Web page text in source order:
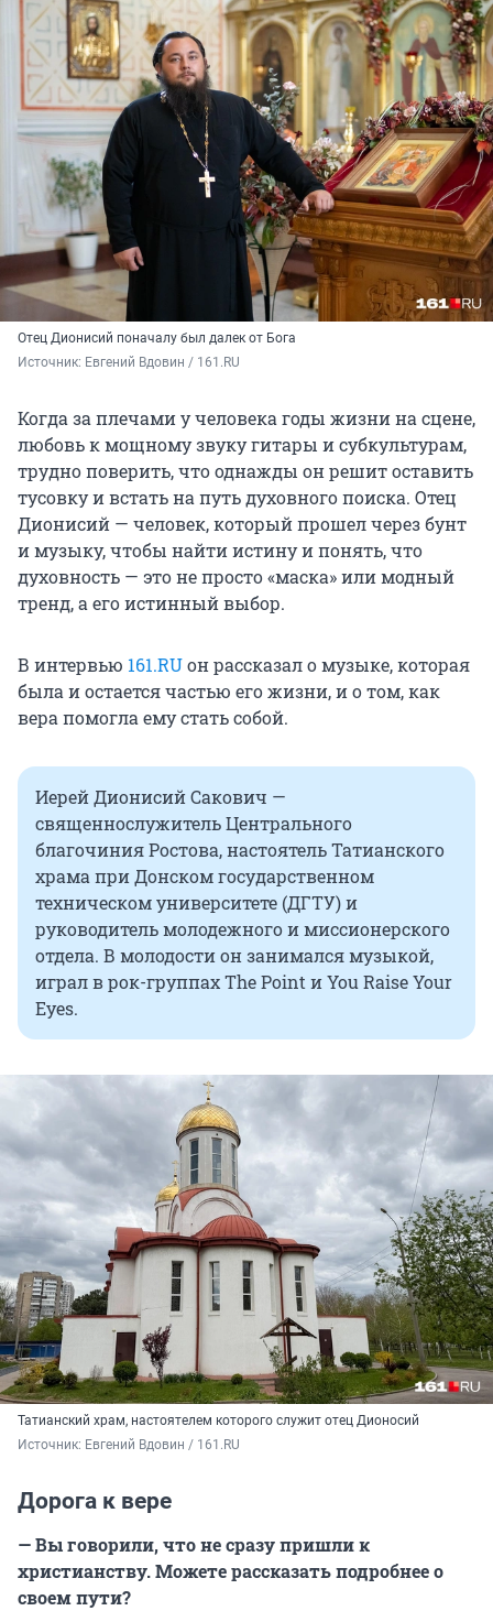
Отец Дионисий поначалу был далек от Бога
Источник: Евгений Вдовин / 161.RU
Когда за плечами у человека годы жизни на сцене,
любовь к мощному звуку гитары и субкультурам,
трудно поверить, что однажды он решит оставить
тусовку и встать на путь духовного поиска. Отец
Дионисий — человек, который прошел через бунт
и музыку, чтобы найти истину и понять, что
духовность — это не просто «маска» или модный
тренд, а его истинный выбор.
В интервью 161.RUон рассказал о музыке, которая
была и остается частью его жизни, и о том, как
вера помогла ему стать собой.
Иерей Дионисий Сакович —
священнослужитель Центрального
благочиния Ростова, настоятель Татианского
храма при Донском государственном
техническом университете (ДГТУ) и
руководитель молодежного и миссионерского
отдела. В молодости он занимался музыкой,
играл в рок-группах The Point и You Raise Your
Eyes.
Татианский храм, настоятелем которого служит отец Дионосий
Источник: Евгений Вдовин / 161.RU
Дорога к вере
— Вы говорили, что не сразу пришли к
христианству. Можете рассказать подробнее о
своем пути?